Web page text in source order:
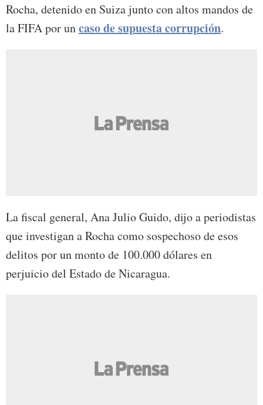
Rocha, detenido en Suiza junto con altos mandos de
la FIFA por uncaso de supuesta corrupción.
La fiscal general, Ana Julio Guido, dijo a periodistas
que investigan a Rocha como sospechoso de esos
delitos por un monto de 100.000 dólares en
perjuicio del Estado de Nicaragua.